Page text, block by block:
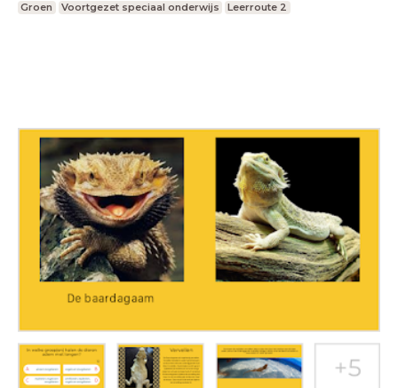
Groen Voortgezet speciaal onderwijs Leerroute 2